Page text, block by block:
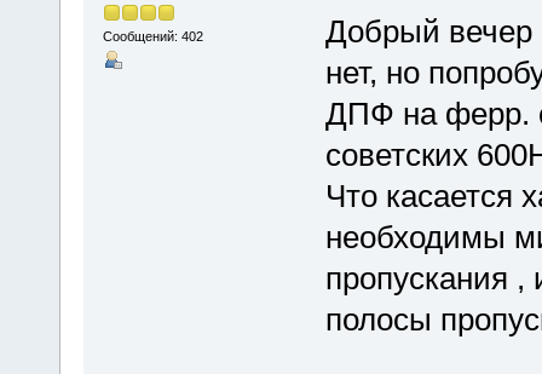
Сообщений: 402
Добрый вечер
нет, но
ДПФ на ферр.
советских
Что касается
необходимы
пропускания
полосы